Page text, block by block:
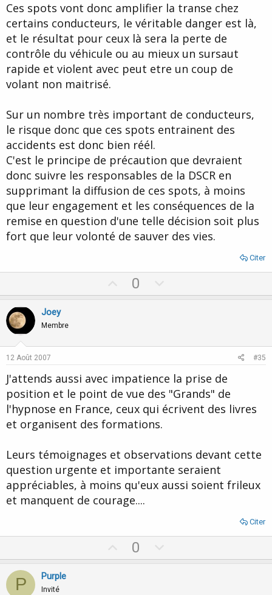
Ces spots vont donc amplifier la transe chez
certains conducteurs, le véritable danger est là,
et le résultat pour ceux là sera la perte de
contrôle du véhicule ou au mieux un sursaut
rapide et violent avec peut etre un coup de
volant non maitrisé.
Sur un nombre très important de conducteurs,
le risque donc que ces spots entrainent des
accidents est donc bien réél.
C'est le principe de précaution que devraient
donc suivre les responsables de la DSCR en
supprimant la diffusion de ces spots, à moins
que leur engagement et les conséquences de la
remise en question d'une telle décision soit plus
fort que leur volonté de sauver des vies.
Citer
p
0
o
e
Joey
Membre
12 Août 2007 #35
J'attends aussi avec impatience la prise de
position et le point de vue des "Grands" de
l'hypnose en France, ceux qui écrivent des livres
et organisent des formations.
Leurs témoignages et observations devant cette
question urgente et importante seraient
appréciables, à moins qu'eux aussi soient frileux
et manquent de courage....
Citer
p
0
o
P Purple
Invité